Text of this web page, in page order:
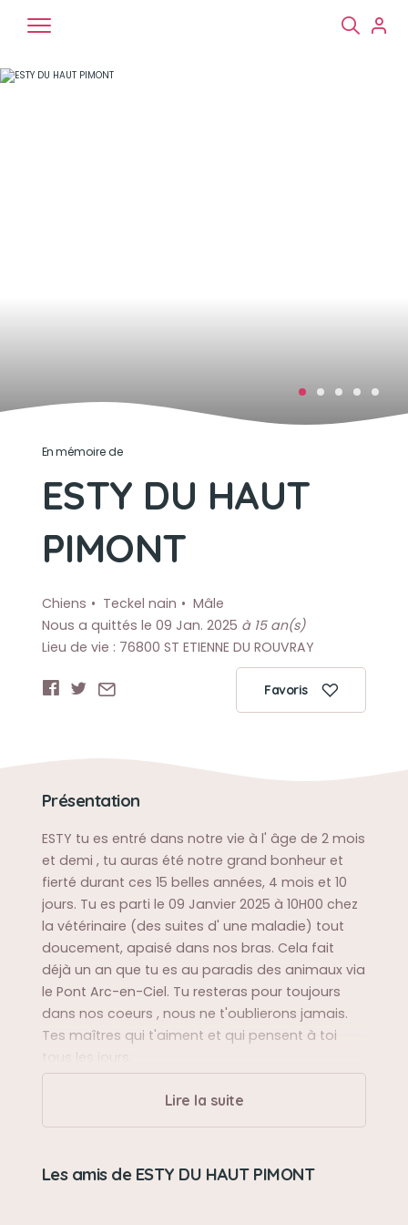
En mémoire de
ESTY DU HAUT
PIMONT
Chiens Teckel nain
Mâle
Nous a quittés le 09 Jan. 2025 à 15 an(s)
Lieu de vie : 76800 ST ETIENNE DU ROUVRAY
Favoris
Présentation
ESTY tu es entré dans notre vie à l' âge de 2 mois
et demi , tu auras été notre grand bonheur et
fierté durant ces 15 belles années, 4 mois et 10
jours. Tu es parti le 09 Janvier 2025 à 10H00 chez
la vétérinaire (des suites d' une maladie) tout
doucement, apaisé dans nos bras. Cela fait
déjà un an que tu es au paradis des animaux via
le Pont Arc-en-Ciel. Tu resteras pour toujours
dans nos coeurs , nous ne t'oublierons jamais.
Tes maîtres qui t'aiment et qui pensent à toi
tous les jours.
Sa balade préférée
autour de la maison, les promenades en
Lire la suite
Les amis de ESTY DU HAUT PIMONT